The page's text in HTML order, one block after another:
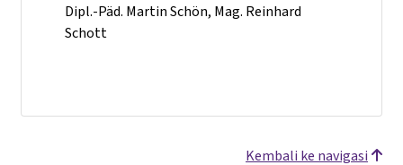
Dipl.-Päd. Martin Schön, Mag. Reinhard
Schott
Kembali ke navigasi